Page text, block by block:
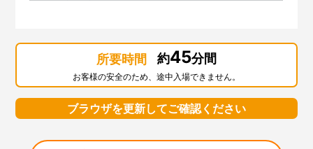
所要時間 約45分間
お客様の安全のため、途中入場できません。
ブラウザを更新してご確認ください